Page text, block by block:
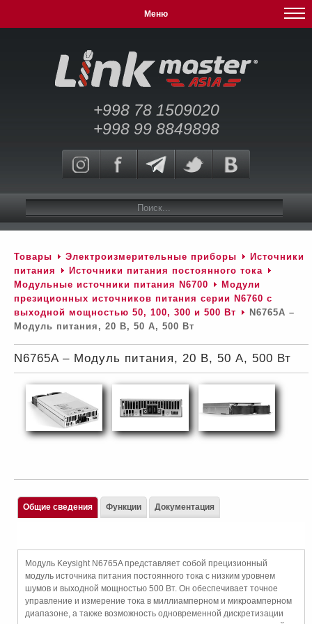
Меню
+998 78 1509020
+998 99 8849898
Товары Электроизмерительные приборы
Источники
питания
Источники питания постоянного тока
Модульные источники питания N6700
Модули
презиционных источников питания серии N6760 c
выходной мощностью 50, 100, 300 и 500 Вт
N6765A –
Модуль питания, 20 В, 50 А, 500 Вт
N6765A – Модуль питания, 20 В, 50 А, 500 Вт
Общие сведения
Модуль Keysight N6765A представляет собой прецизионный
модуль источника питания постоянного тока с низким уровнем
шумов и выходной мощностью 500 Вт. Он обеспечивает точное
управление и измерение тока в миллиамперном и микроамперном
диапазоне, а также возможность одновременной дискретизации
Функции Документация